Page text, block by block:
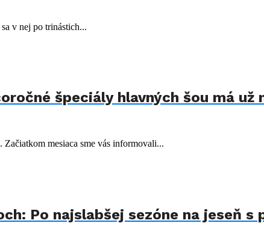
v nej po trinástich...
špeciály hlavných šou má už
mesiaca sme vás informovali...
Po najslabšej sezóne na jeseň s